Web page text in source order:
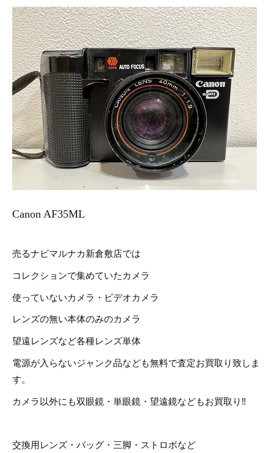
Canon AF35ML
売るナビマルナカ新倉敷店では
コレクションで集めていたカメラ
使っていないカメラ・ビデオカメラ
レンズの無い本体のみのカメラ
望遠レンズなど各種レンズ単体
電源が入らないジャンク品なども無料で査定お買取り致しま
す。
カメラ以外にも双眼鏡・単眼鏡・望遠鏡などもお買取り‼
交換用レンズ・バッグ・三脚・ストロボなど